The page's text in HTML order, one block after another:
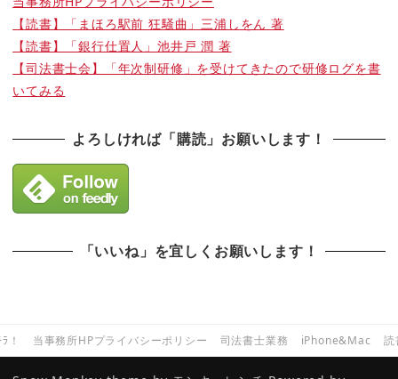
【読書】「まほろ駅前 狂騒曲」三浦しをん 著
【読書】「銀行仕置人」池井戸 潤 著
【司法書士会】「年次制研修」を受けてきたので研修ログを書
いてみる
よろしければ「購読」お願いします！
「いいね」を宜しくお願いします！
！ 当事務所HPプライバシーポリシー 司法書士業務 iPhone&Mac 読